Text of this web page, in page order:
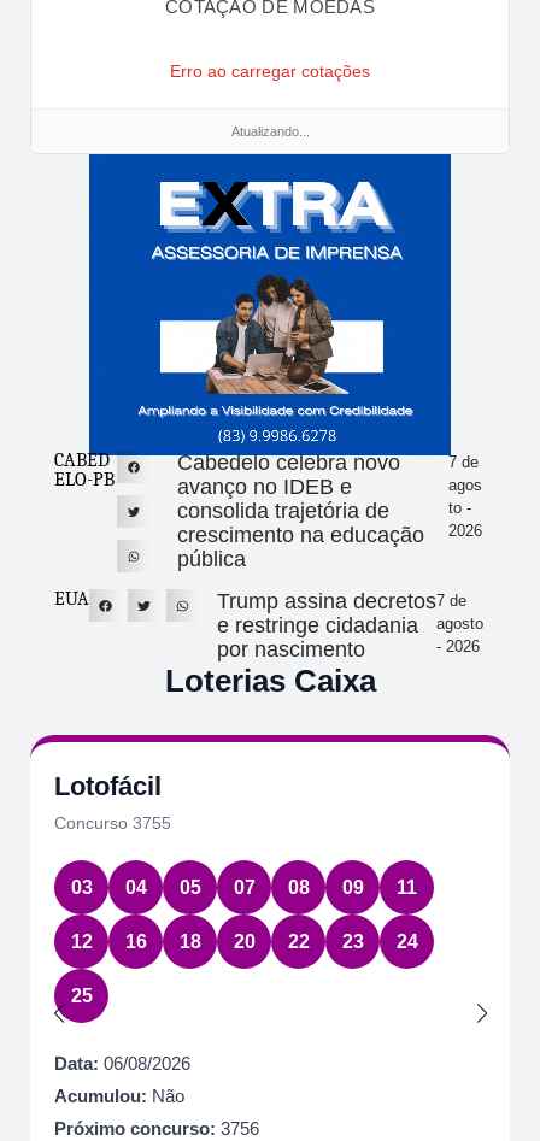
COTAÇÃO DE MOEDAS
Erro ao carregar cotações
Atualizando...
CABED
ELO-PB
Cabedelo celebra novo
avanço no IDEB e
consolida trajetória de
crescimento na educação
pública
7 de
agos
to -
2026
EUA
Trump assina decretos
e restringe cidadania
por nascimento
7 de
agosto
- 2026
Loterias Caixa
Lotofácil
Concurso 3755
03 04 05 07 08 09 11
12 16 18 20 22 23 24
25
Data: 06/08/2026
Acumulou: Não
Próximo concurso: 3756